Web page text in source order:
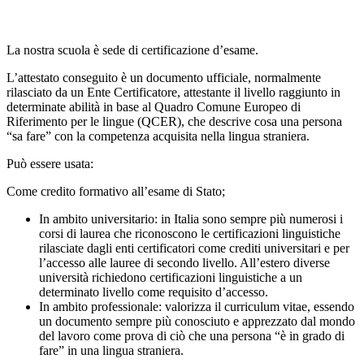
La nostra scuola è sede di certificazione d’esame.
L’attestato conseguito è un documento ufficiale, normalmente
rilasciato da un Ente Certificatore, attestante il livello raggiunto in
determinate abilità in base al Quadro Comune Europeo di
Riferimento per le lingue (QCER), che descrive cosa una persona
“sa fare” con la competenza acquisita nella lingua straniera.
Può essere usata:
Come credito formativo all’esame di Stato;
In ambito universitario: in Italia sono sempre più numerosi i
corsi di laurea che riconoscono le certificazioni linguistiche
rilasciate dagli enti certificatori come crediti universitari e per
l’accesso alle lauree di secondo livello. All’estero diverse
università richiedono certificazioni linguistiche a un
determinato livello come requisito d’accesso.
In ambito professionale: valorizza il curriculum vitae, essendo
un documento sempre più conosciuto e apprezzato dal mondo
del lavoro come prova di ciò che una persona “è in grado di
fare” in una lingua straniera.